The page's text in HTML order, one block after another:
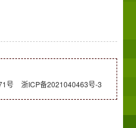
号
浙ICP备2021040463号-3